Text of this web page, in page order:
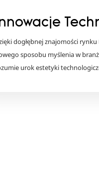
dogłębnej znajomości
sposobu myślenia w
urok estetyki